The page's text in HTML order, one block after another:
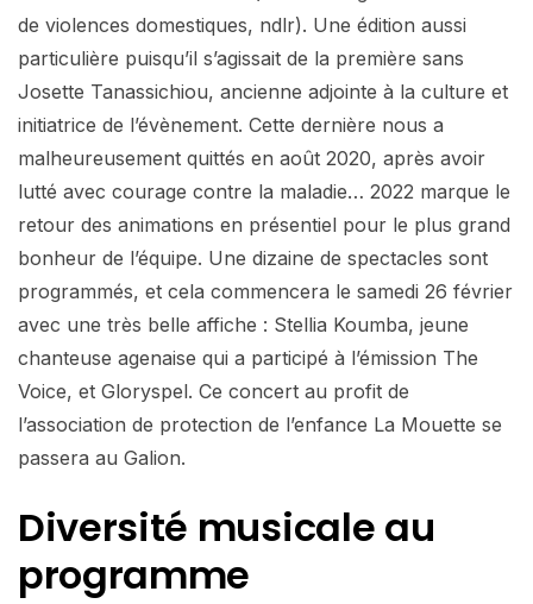
de violences domestiques, ndlr). Une édition aussi
particulière puisqu’il s’agissait de la première sans
Josette Tanassichiou, ancienne adjointe à la culture et
initiatrice de l’évènement. Cette dernière nous a
malheureusement quittés en août 2020, après avoir
lutté avec courage contre la maladie… 2022 marque le
retour des animations en présentiel pour le plus grand
bonheur de l’équipe. Une dizaine de spectacles sont
programmés, et cela commencera le samedi 26 février
avec une très belle affiche : Stellia Koumba, jeune
chanteuse agenaise qui a participé à l’émission The
Voice, et Gloryspel. Ce concert au profit de
l’association de protection de l’enfance La Mouette se
passera au Galion.
Diversité musicale au
programme